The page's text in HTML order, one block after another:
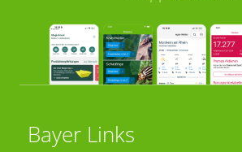
Bayer Links